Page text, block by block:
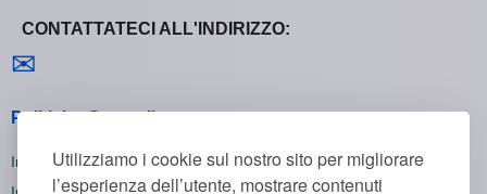
Utilizziamo i cookie sul nostro sito per migliorare
l’esperienza dell’utente, mostrare contenuti
CONTATTATECI ALL'INDIRIZZO:
✉
Politiche Generali
Informativa sulla Privacy